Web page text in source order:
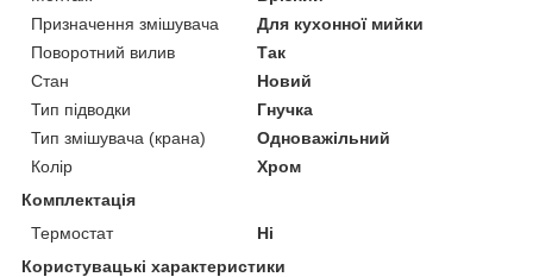
Призначення змішувача
Для кухонної мийки
Поворотний вилив
Так
Стан
Новий
Тип підводки
Гнучка
Тип змішувача (крана)
Одноважільний
Колір
Хром
Комплектація
Термостат
Ні
Користувацькi характеристики